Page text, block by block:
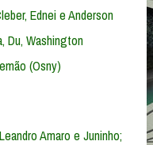
Ednei e Anderson
Du, Washington
(Osny)
Amaro e Juninho;